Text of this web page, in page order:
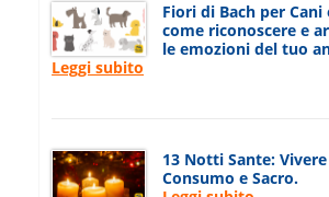
Fiori di Bach per Cani
come riconoscere e
le emozioni del tuo
Leggi subito
13 Notti Sante:
Consumo e Sacro.